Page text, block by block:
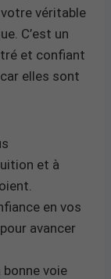
véritable
C’est un
et confiant
elles sont
et à
en vos
avancer
voie